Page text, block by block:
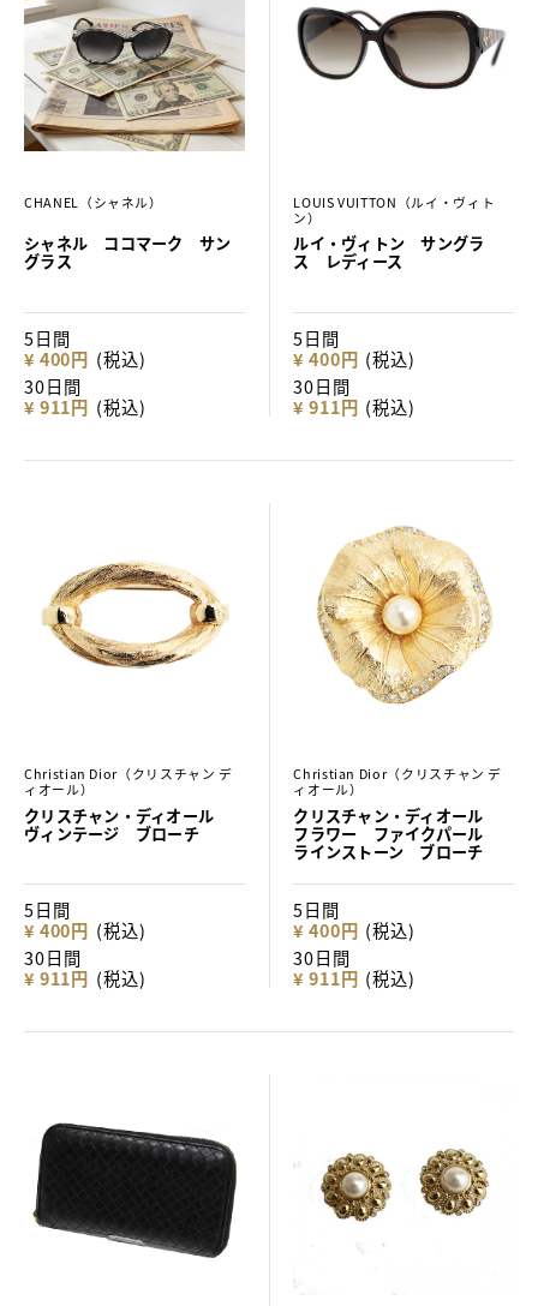
CHANEL（シャネル）
シャネル ココマーク サン
グラス
5日間
¥ 400円 (税込)
30日間
¥ 911円 (税込)
LOUIS VUITTON（ルイ・ヴィト
ン）
ルイ・ヴィトン サングラ
ス レディース
5日間
¥ 400円 (税込)
30日間
¥ 911円 (税込)
Christian Dior（クリスチャン デ
ィオール）
クリスチャン・ディオール
ヴィンテージ ブローチ
5日間
¥ 400円 (税込)
30日間
¥ 911円 (税込)
Christian Dior（クリスチャン デ
ィオール）
クリスチャン・ディオール
フラワー ファイクパール
ラインストーン ブローチ
5日間
¥ 400円 (税込)
30日間
¥ 911円 (税込)